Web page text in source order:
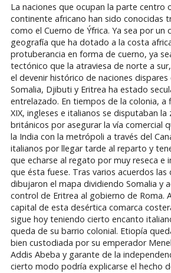
La naciones que ocupan la parte centro
continente africano han sido conocidas
como el Cuerno de Ýfrica. Ya sea por un
geografía que ha dotado a la costa
protuberancia en forma de cuerno, ya
tectónico que la atraviesa de norte a
el devenir histórico de naciones
Somalia, Djibuti y Eritrea ha estado
entrelazado. En tiempos de la colonia, a
XIX, ingleses e italianos se disputaban la
británicos por asegurar la vía comercial
la India con la metrópoli a través del
italianos por llegar tarde al reparto y
que echarse al regato por muy reseca e
que ésta fuese. Tras varios acuerdos las
dibujaron el mapa dividiendo Somalia y
control de Eritrea al gobierno de Roma.
capital de esta desértica comarca
sigue hoy teniendo cierto encanto
queda de su barrio colonial. Etiopía
bien custodiada por su emperador
Addis Abeba y garante de la
cierto modo podría explicarse el hecho